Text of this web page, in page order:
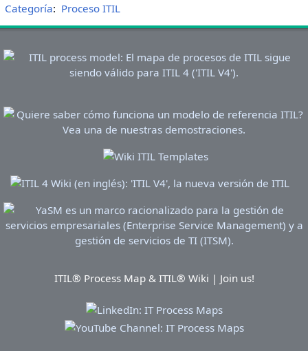
Categoría: Proceso ITIL
ITIL® Process Map & ITIL® Wiki | Join us!